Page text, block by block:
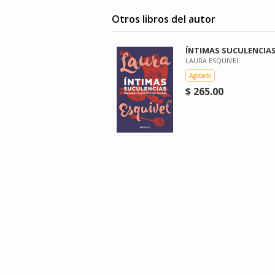
Otros libros del autor
ÍNTIMAS
LAURA ESQUIVEL
Agotado
$ 265.00